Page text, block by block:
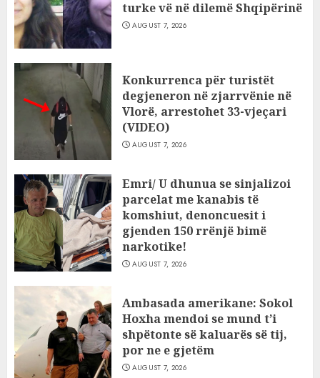
turke vë në dilemë Shqipërinë
AUGUST 7, 2026
Konkurrenca për turistët
degjeneron në zjarrvënie në
Vlorë, arrestohet 33-vjeçari
(VIDEO)
AUGUST 7, 2026
Emri/ U dhunua se sinjalizoi
parcelat me kanabis të
komshiut, denoncuesit i
gjenden 150 rrënjë bimë
narkotike!
AUGUST 7, 2026
Ambasada amerikane: Sokol
Hoxha mendoi se mund t’i
shpëtonte së kaluarës së tij,
por ne e gjetëm
AUGUST 7, 2026